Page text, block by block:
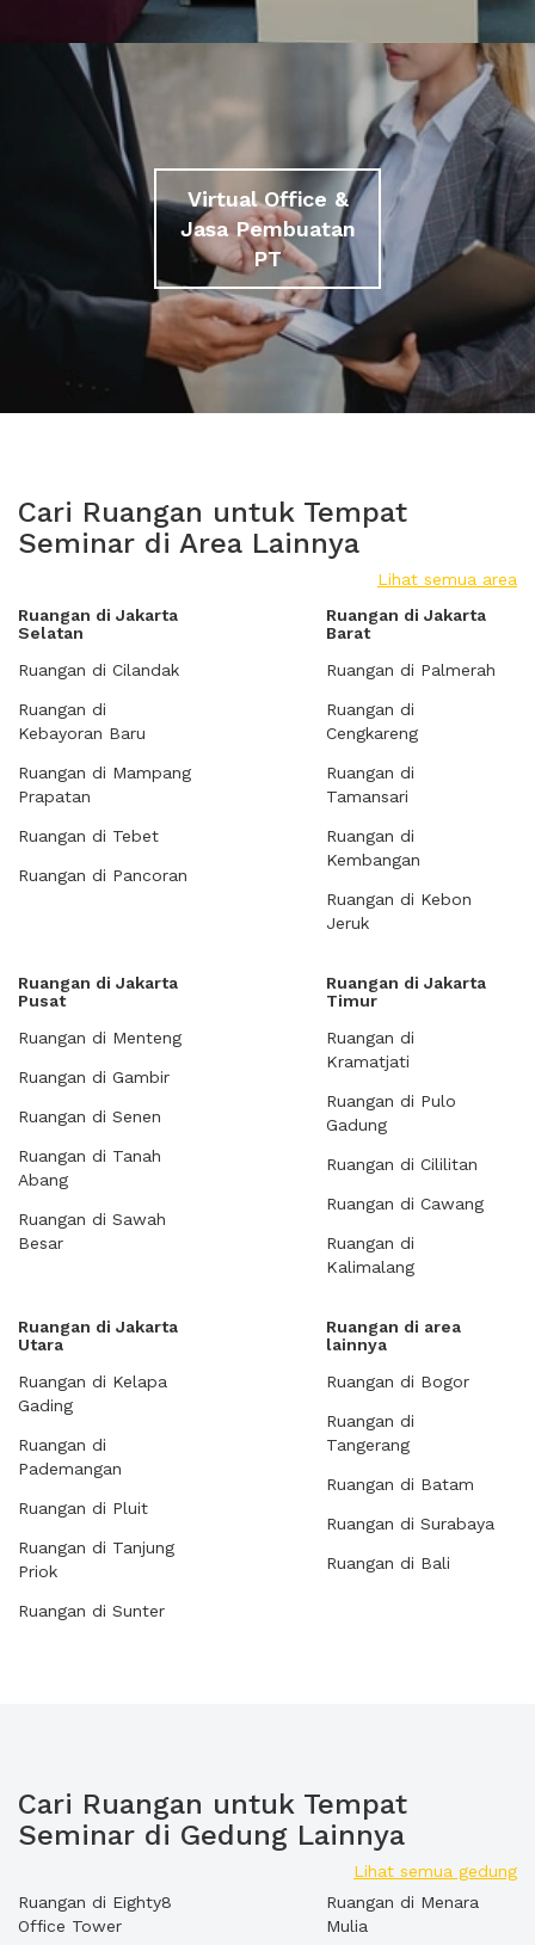
Virtual Office &
Jasa Pembuatan
PT
Cari Ruangan untuk Tempat
Seminar di Area Lainnya
Lihat semua area
Ruangan di Jakarta
Selatan
Ruangan di Cilandak
Ruangan di
Kebayoran Baru
Ruangan di Mampang
Prapatan
Ruangan di Tebet
Ruangan di Pancoran
Ruangan di Jakarta
Barat
Ruangan di Palmerah
Ruangan di
Cengkareng
Ruangan di
Tamansari
Ruangan di
Kembangan
Ruangan di Kebon
Jeruk
Ruangan di Jakarta
Pusat
Ruangan di Menteng
Ruangan di Gambir
Ruangan di Senen
Ruangan di Tanah
Abang
Ruangan di Sawah
Besar
Ruangan di Jakarta
Timur
Ruangan di
Kramatjati
Ruangan di Pulo
Gadung
Ruangan di Cililitan
Ruangan di Cawang
Ruangan di
Kalimalang
Ruangan di Jakarta
Utara
Ruangan di Kelapa
Gading
Ruangan di
Pademangan
Ruangan di Pluit
Ruangan di Tanjung
Priok
Ruangan di Sunter
Ruangan di area
lainnya
Ruangan di Bogor
Ruangan di
Tangerang
Ruangan di Batam
Ruangan di Surabaya
Ruangan di Bali
Cari Ruangan untuk Tempat
Seminar di Gedung Lainnya
Lihat semua gedung
Ruangan di Eighty8
Office Tower
Ruangan di Menara
Mulia